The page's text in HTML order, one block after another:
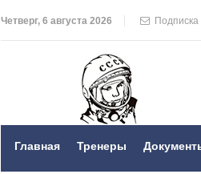
Четверг, 6 августа 2026
Главная Тренеры